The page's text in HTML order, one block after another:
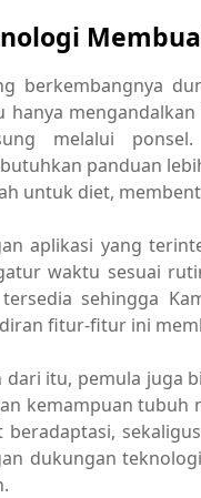
berkembangnya
hanya
melalui
panduan
untuk diet,
aplikasi yang
waktu sesuai
sehingga
fitur-fitur ini
dari itu, pemula juga
kemampuan tubuh
beradaptasi,
dukungan